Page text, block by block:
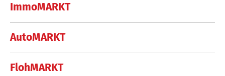
ImmoMARKT
AutoMARKT
FlohMARKT